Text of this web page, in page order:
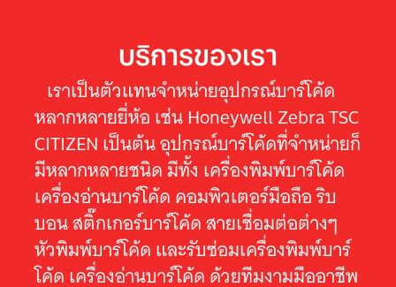
บริการของเรา
เราเป็นตัวแทนจำหน่ายอุปกรณ์บาร์โค้ด
หลากหลายยี่ห้อ เช่น Honeywell Zebra TSC
CITIZEN เป็นต้น อุปกรณ์บาร์โค้ดที่จำหน่ายก็
มีหลากหลายชนิด มีทั้ง เครื่องพิมพ์บาร์โค้ด
เครื่องอ่านบาร์โค้ด คอมพิวเตอร์มือถือ ริบ
บอน สติ๊กเกอร์บาร์โค้ด สายเชื่อมต่อต่างๆ
หัวพิมพ์บาร์โค้ด และรับซ่อมเครื่องพิมพ์บาร์
โค้ด เครื่องอ่านบาร์โค้ด ด้วยทีมงามมืออาชีพ